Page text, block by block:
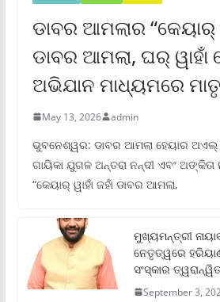
ଡାବର ଆମଲାର “କେୟାର୍
ଡାବର ଆମଲା, ଘର୍ ୱାହାଁ
ଅଭିଯାନ ମାଧ୍ୟମରେ
May 13, 2026 admin
ଭୁବନେଶ୍ୱର: ଡାବର ଆମଲା ହେୟାର
ଗାୟିକା ଯୁଗଳ ଅନ୍ତରା ନନ୍ଦୀ ଏବଂ
“କେୟାର୍ ୱାହାଁ ଜହାଁ ଡାବର ଆମଲା,
ମୁଖ୍ୟମନ୍ତ୍ରୀ
ନେତୃତ୍ୱରେ
ସଂସ୍କାର
September 3,